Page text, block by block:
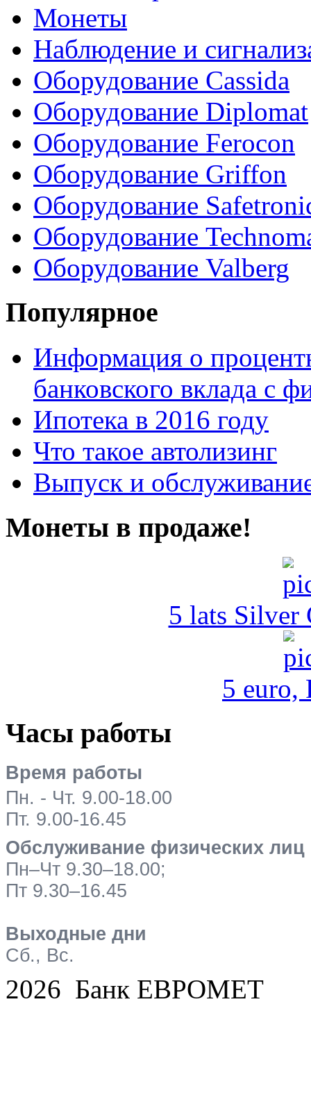
Монеты
Наблюдение и
Оборудование Cassida
Оборудование Diplomat
Оборудование Ferocon
Оборудование Griffon
Оборудование
Оборудование
Оборудование Valberg
Популярное
Информация о
банковского вклада с
Ипотека в 2016 году
Что такое автолизинг
Выпуск и
Монеты в продаже!
5 lats Silver
5 euro,
Часы работы
Время работы
Пн. - Чт. 9.00-18.00
Пт. 9.00-16.45
Обслуживание физических лиц
Пн–Чт 9.30–18.00;
Пт 9.30–16.45
Выходные дни
Сб., Вс.
2026 Банк ЕВРОМЕТ